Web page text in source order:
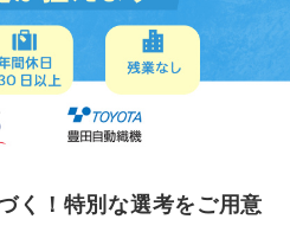
く！特別な選考をご用意